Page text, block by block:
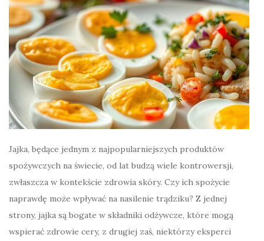
Jajka, będące jednym z najpopularniejszych produktów
spożywczych na świecie, od lat budzą wiele kontrowersji,
zwłaszcza w kontekście zdrowia skóry. Czy ich spożycie
naprawdę może wpływać na nasilenie trądziku? Z jednej
strony, jajka są bogate w składniki odżywcze, które mogą
wspierać zdrowie cery, z drugiej zaś, niektórzy eksperci